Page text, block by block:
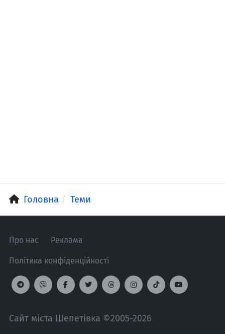
Головна Теми
Про нас Реклама
Політика конфіденційності
Сайт міста Шепетівка ©2005-2026